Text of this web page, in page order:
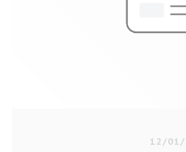
12/01/